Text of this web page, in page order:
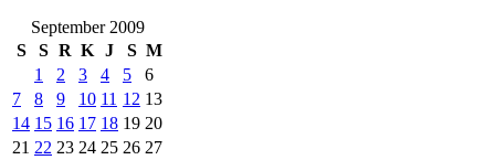
September 2009
S
S R K J S M
1
2 3 4 5
6
7
8 9 10 11 12 13
14 15 16 17 18 19 20
21 22 23 24 25 26 27